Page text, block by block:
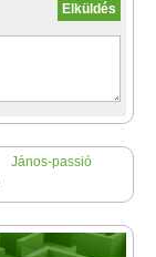
János-passió